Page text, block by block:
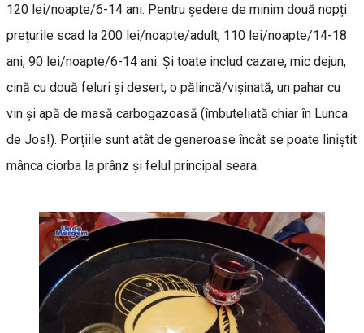
120 lei/noapte/6-14 ani. Pentru ședere de minim două nopți
prețurile scad la 200 lei/noapte/adult, 110 lei/noapte/14-18
ani, 90 lei/noapte/6-14 ani. Și toate includ cazare, mic dejun,
cină cu două feluri și desert, o pălincă/vișinată, un pahar cu
vin și apă de masă carbogazoasă (îmbuteliată chiar în Lunca
de Jos!). Porțiile sunt atât de generoase încât se poate liniștit
mânca ciorba la prânz și felul principal seara.